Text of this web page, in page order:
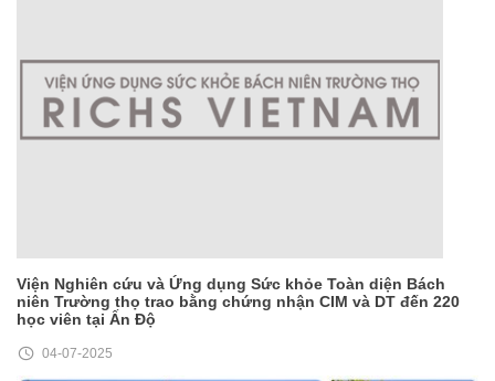
Viện Nghiên cứu và Ứng dụng Sức khỏe Toàn diện Bách
niên Trường thọ trao bằng chứng nhận CIM và DT đến 220
học viên tại Ấn Độ
04-07-2025